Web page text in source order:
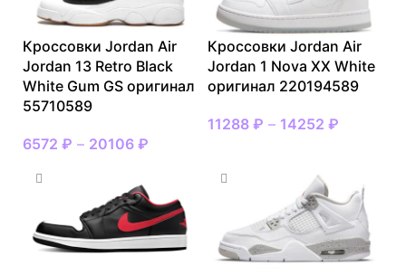
Кроссовки Jordan Air
Jordan 13 Retro Black
White Gum GS оригинал
55710589
6572 ₽ – 20106 ₽
Кроссовки Jordan Air
Jordan 1 Nova XX White
оригинал 220194589
11288 ₽ – 14252 ₽